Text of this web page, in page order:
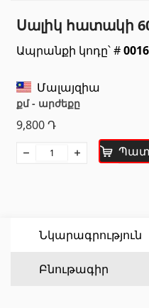
Խոհանոցի
Կերամիկական
Լոգարանի
Բնական քարեր
Տապանաքարեր
Կվարցներ(6)
Սալիկ հատակի
Ապրանքի կոդը՝ #
Մալայզիա
քմ - արժեքը
9,800Դ
Նկարագրություն
Բնութագիր